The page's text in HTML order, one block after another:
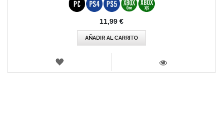
11,99 €
AÑADIR AL CARRITO
LISTA